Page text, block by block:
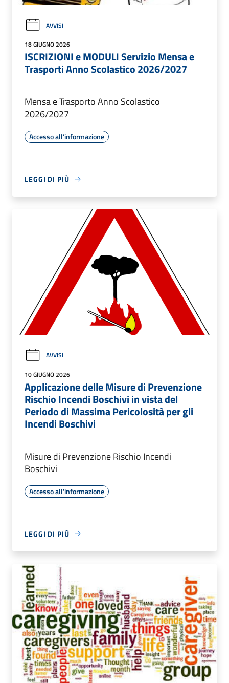
AVVISI
18 GIUGNO 2026
ISCRIZIONI e MODULI Servizio Mensa e
Trasporti Anno Scolastico 2026/2027
Mensa e Trasporto Anno Scolastico
2026/2027
Accesso all'informazione
LEGGI DI PIÙ
AVVISI
10 GIUGNO 2026
Applicazione delle Misure di Prevenzione
Rischio Incendi Boschivi in vista del
Periodo di Massima Pericolosità per gli
Incendi Boschivi
Misure di Prevenzione Rischio Incendi
Boschivi
Accesso all'informazione
LEGGI DI PIÙ